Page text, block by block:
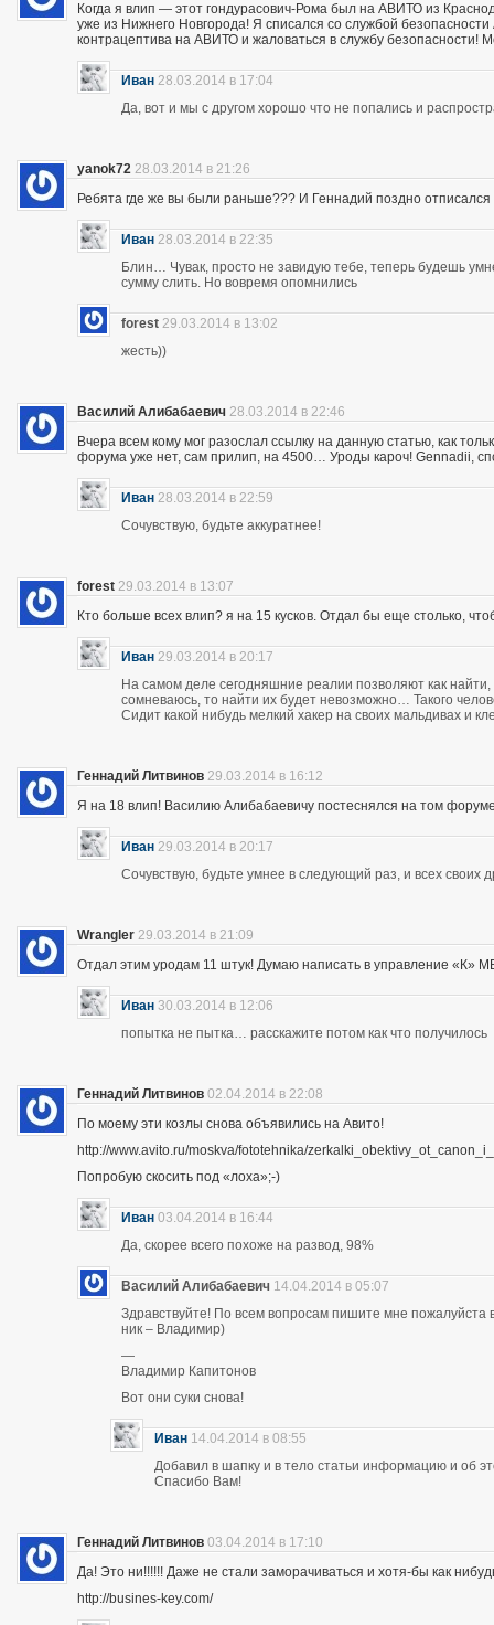
Когда я влип — этот гондурасович-Рома был на АВИТО из
уже из Нижнего Новгорода! Я списался со службой
контрацептива на АВИТО и жаловаться в службу безопасности!
Иван 28.03.2014 в 17:04
Да, вот и мы с другом хорошо что не попались и
yanok72 28.03.2014 в 21:26
Ребята где же вы были раньше??? И Геннадий поздно
Иван 28.03.2014 в 22:35
Блин… Чувак, просто не завидую тебе, теперь будешь
сумму слить. Но вовремя опомнились
forest 29.03.2014 в 13:02
жесть))
Василий Алибабаевич 28.03.2014 в 22:46
Вчера всем кому мог разослал ссылку на данную статью, как
форума уже нет, сам прилип, на 4500… Уроды кароч! Gennadii,
Иван 28.03.2014 в 22:59
Сочувствую, будьте аккуратнее!
forest 29.03.2014 в 13:07
Кто больше всех влип? я на 15 кусков. Отдал бы еще столько,
Иван 29.03.2014 в 20:17
На самом деле сегодняшние реалии позволяют как
сомневаюсь, то найти их будет невозможно… Такого
Сидит какой нибудь мелкий хакер на своих мальдивах и
Геннадий Литвинов 29.03.2014 в 16:12
Я на 18 влип! Василию Алибабаевичу постеснялся на том
Иван 29.03.2014 в 20:17
Сочувствую, будьте умнее в следующий раз, и всех своих
Wrangler 29.03.2014 в 21:09
Отдал этим уродам 11 штук! Думаю написать в управление «К»
Иван 30.03.2014 в 12:06
попытка не пытка… расскажите потом как что получилось
Геннадий Литвинов 02.04.2014 в 22:08
По моему эти козлы снова объявились на Авито!
http://www.avito.ru/moskva/fototehnika/
Попробую скосить под «лоха»;-)
Иван 03.04.2014 в 16:44
Да, скорее всего похоже на развод, 98%
Василий Алибабаевич 14.04.2014 в 05:07
Здравствуйте! По всем вопросам пишите мне
ник – Владимир)
—
Владимир Капитонов
Вот они суки снова!
Иван 14.04.2014 в 08:55
Добавил в шапку и в тело статьи информацию и об
Спасибо Вам!
Геннадий Литвинов 03.04.2014 в 17:10
Да! Это ни!!!!!! Даже не стали заморачиваться и хотя-бы как
http://busines-key.com/